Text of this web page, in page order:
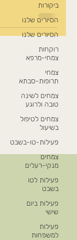
ביקורות
הסיורים שלנו
הסיורים שלנו
רוקחות
צמחי-מרפא
צמחי
תרופות-סבתא
צמחים לשינה
טובה ולרוגע
צמחים לטיפול
בשיעול
פעילות-טו-בשבט
צמחים
מנקי-רעלים
פעילות לטו
בשבט
פעילות ביום
שישי
פעילות
למשפחות